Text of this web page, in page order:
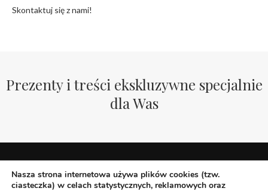
Skontaktuj się z nami!
Prezenty i treści ekskluzywne specjalnie
dla Was
Nasza strona internetowa używa plików cookies (tzw.
ciasteczka) w celach statystycznych, reklamowych oraz